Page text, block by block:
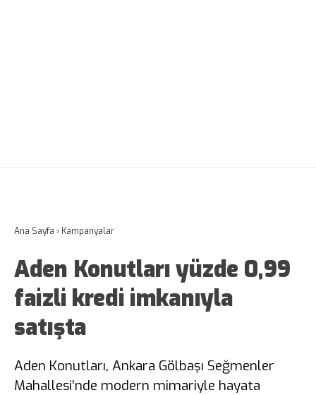
Ana Sayfa › Kampanyalar
Aden Konutları yüzde 0,99
faizli kredi imkanıyla
satışta
Aden Konutları, Ankara Gölbaşı Seğmenler
Mahallesi’nde modern mimariyle hayata